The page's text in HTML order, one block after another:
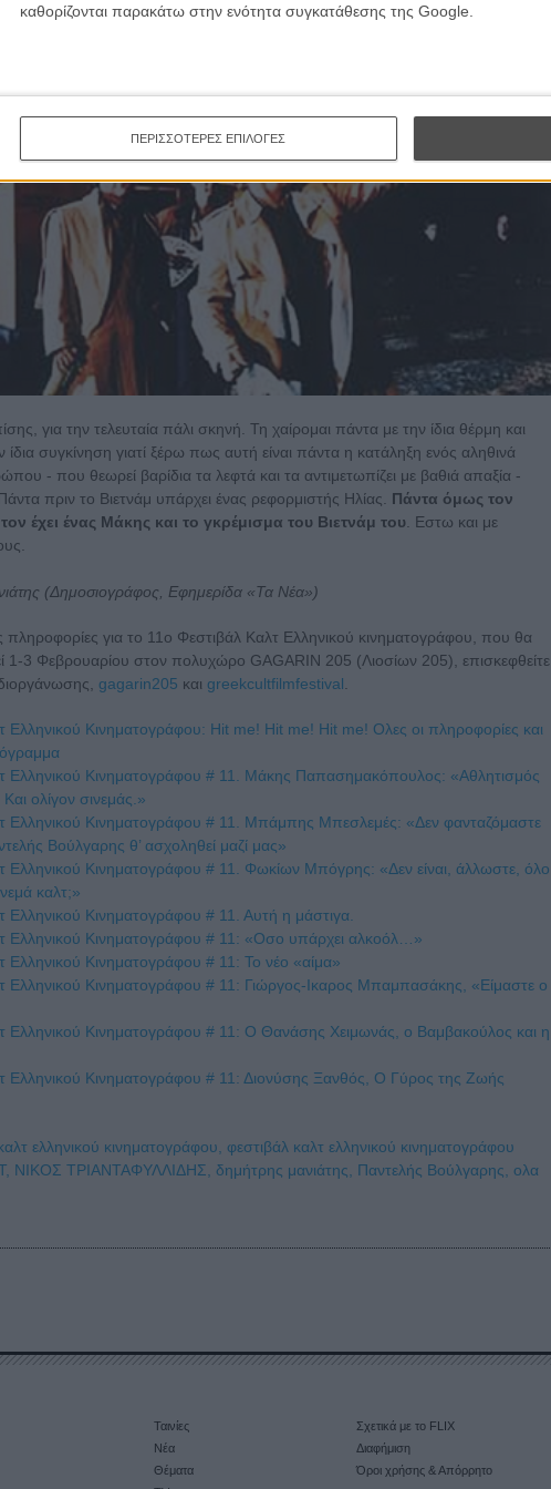
καθορίζονται παρακάτω στην ενότητα συγκατάθεσης της Google.
ΠΕΡΙΣΣΟΤΕΡΕΣ ΕΠΙΛΟΓΕΣ
για την τελευταία πάλι σκηνή. Τη χαίρομαι πάντα με την ίδια θέρμη και
ίδια συγκίνηση γιατί ξέρω πως αυτή είναι πάντα η κατάληξη ενός αληθινά
- που θεωρεί βαρίδια τα λεφτά και τα αντιμετωπίζει με βαθιά απαξία -
πριν το Βιετνάμ υπάρχει ένας ρεφορμιστής Ηλίας. Πάντα όμως τον
έχει ένας Μάκης και το γκρέμισμα του Βιετνάμ του . Εστω και με
(Δημοσιογράφος, Εφημερίδα «Τα Νέα»)
πληροφορίες για το 11ο Φεστιβάλ Καλτ Ελληνικού κινηματογράφου, που θα
1-3 Φεβρουαρίου στον πολυχώρο GAGARIN 205 (Λιοσίων 205), επισκεφθείτε
gagarin205 και greekcultfilmfestival
Ελληνικού Κινηματογράφου: Hit me! Hit me! Hit me! Ολες οι πληροφορίες και
Ελληνικού Κινηματογράφου # 11. Μάκης Παπασημακόπουλος: «Αθλητισμός
ολίγον σινεμάς.»
Ελληνικού Κινηματογράφου # 11. Μπάμπης Μπεσλεμές: «Δεν φανταζόμαστε
Βούλγαρης θ’ ασχοληθεί μαζί μας»
Ελληνικού Κινηματογράφου # 11. Φωκίων Μπόγρης: «Δεν είναι, άλλωστε, όλο
καλτ;»
Ελληνικού Κινηματογράφου # 11. Αυτή η μάστιγα.
Ελληνικού Κινηματογράφου # 11: «Οσο υπάρχει αλκοόλ…»
Ελληνικού Κινηματογράφου # 11: Το νέο «αίμα»
Ελληνικού Κινηματογράφου # 11: Γιώργος-Ικαρος Μπαμπασάκης, «Είμαστε ο
Ελληνικού Κινηματογράφου # 11: Ο Θανάσης Χειμωνάς, ο Βαμβακούλος και η
Ελληνικού Κινηματογράφου # 11: Διονύσης Ξανθός, Ο Γύρος της Ζωής
ελληνικού κινηματογράφου,
φεστιβάλ καλτ ελληνικού κινηματογράφου
ΝΙΚΟΣ ΤΡΙΑΝΤΑΦΥΛΛΙΔΗΣ, δημήτρης μανιάτης, Παντελής Βούλγαρης,
ολα
Ταινίες
Νέα
Θέματα
Σχετικά με το FLIX
Διαφήμιση
Όροι χρήσης & Απόρρητο